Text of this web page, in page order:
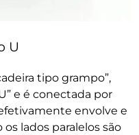
U
tipo grampo”,
e é conectada por
envolve e
lados paralelos são